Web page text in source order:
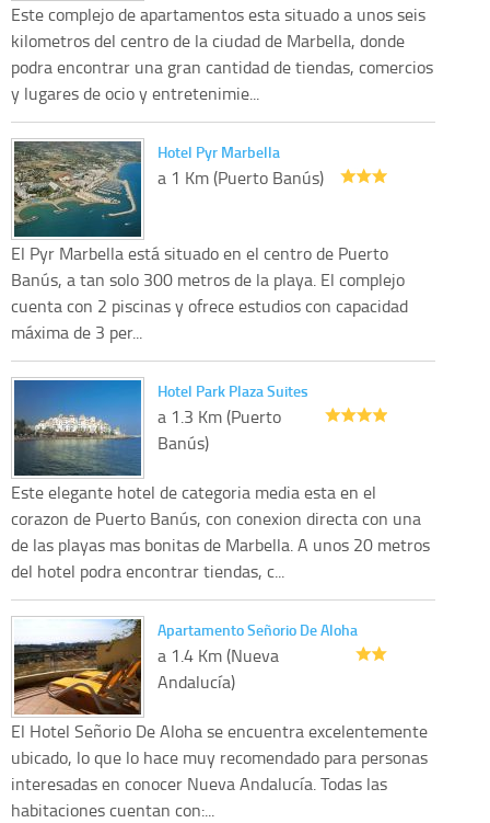
Este complejo de apartamentos esta situado a unos seis
kilometros del centro de la ciudad de Marbella, donde
podra encontrar una gran cantidad de tiendas, comercios
y lugares de ocio y entretenimie...
Hotel Pyr Marbella
a 1 Km (Puerto Banús)
El Pyr Marbella está situado en el centro de Puerto
Banús, a tan solo 300 metros de la playa. El complejo
cuenta con 2 piscinas y ofrece estudios con capacidad
máxima de 3 per...
Hotel Park Plaza Suites
a 1.3 Km (Puerto
Banús)
Este elegante hotel de categoria media esta en el
corazon de Puerto Banús, con conexion directa con una
de las playas mas bonitas de Marbella. A unos 20 metros
del hotel podra encontrar tiendas, c...
Apartamento Señorio De Aloha
a 1.4 Km (Nueva
Andalucía)
El Hotel Señorio De Aloha se encuentra excelentemente
ubicado, lo que lo hace muy recomendado para personas
interesadas en conocer Nueva Andalucía. Todas las
habitaciones cuentan con:...